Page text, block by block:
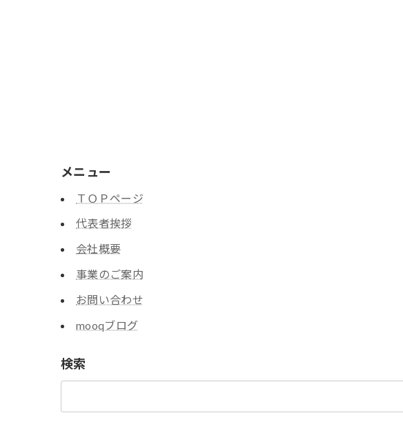
メニュー
ＴＯＰページ
代表者挨拶
会社概要
事業のご案内
お問い合わせ
mooqブログ
検索